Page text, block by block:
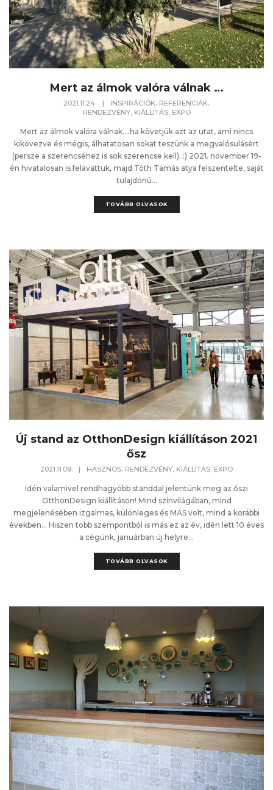
Mert az álmok valóra válnak …
2021.11.24. | INSPIRÁCIÓK, REFERENCIÁK,
RENDEZVÉNY, KIÁLLÍTÁS, EXPO
Mert az álmok valóra válnak....ha követjük azt az utat, ami nincs
kikövezve és mégis, álhatatosan sokat teszünk a megvalósulásért
(persze a szerencséhez is sok szerencse kell). :) 2021. november 19-
én hivatalosan is felavattuk, majd Tóth Tamás atya felszentelte, saját
tulajdonú...
TOVÁBB OLVASOK
Új stand az OtthonDesign kiállításon 2021
ősz
2021.11.09. | HASZNOS RENDEZVÉNY, KIÁLLÍTÁS, EXPO
Idén valamivel rendhagyóbb standdal jelentünk meg az őszi
OtthonDesign kiállításon! Mind színvilágában, mind
megjelenésében izgalmas, különleges és MÁS volt, mind a korábbi
években… Hiszen több szempontból is más ez az év, idén lett 10 éves
a cégünk, januárban új helyre...
TOVÁBB OLVASOK